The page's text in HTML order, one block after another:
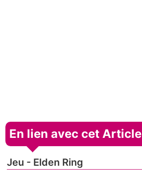
En lien avec cet Article
Jeu - Elden Ring